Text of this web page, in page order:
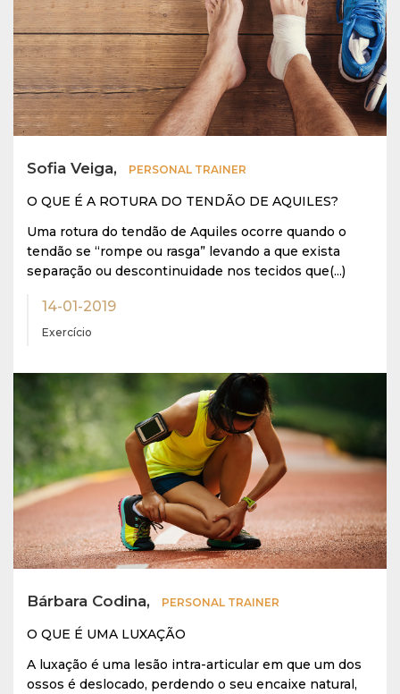
Sofia Veiga, PERSONAL TRAINER
O QUE É A ROTURA DO TENDÃO DE AQUILES?
Uma rotura do tendão de Aquiles ocorre quando o
tendão se “rompe ou rasga” levando a que exista
separação ou descontinuidade nos tecidos que(...)
14-01-2019
Exercício
Bárbara Codina, PERSONAL TRAINER
O QUE É UMA LUXAÇÃO
A luxação é uma lesão intra-articular em que um dos
ossos é deslocado, perdendo o seu encaixe natural,